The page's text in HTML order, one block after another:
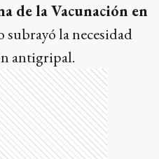
de la Vacunación en
subrayó la necesidad
antigripal.